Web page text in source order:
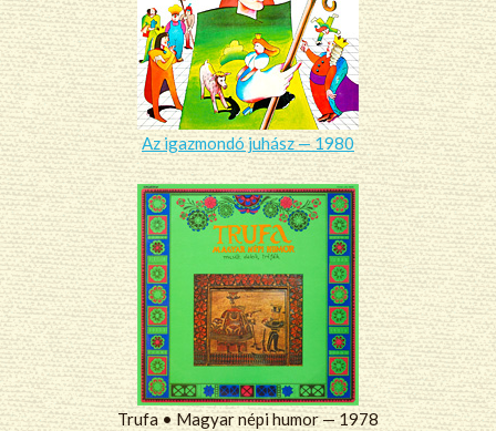
Az igazmondó juhász — 1980
Trufa • Magyar népi humor — 1978